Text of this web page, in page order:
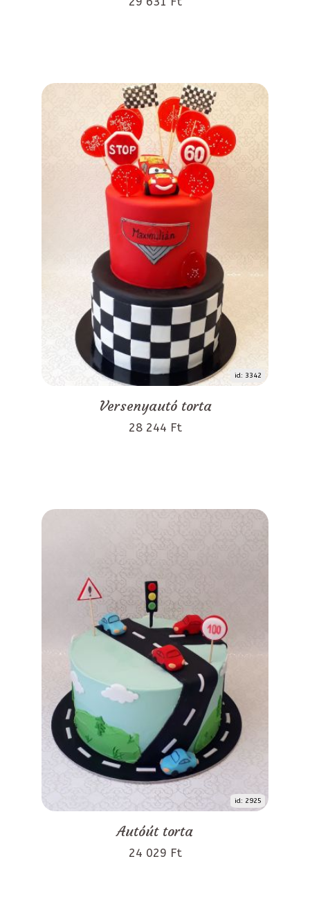
id: 3342
Versenyautó torta
28 244 Ft
id: 2925
Autóút torta
24 029 Ft